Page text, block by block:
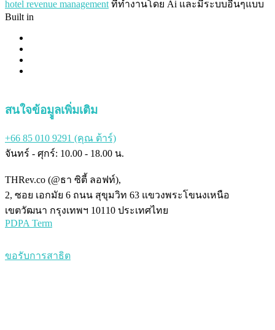
hotel revenue management ที่ทำงานโดย Ai และมีระบบอื่นๆแบบ
Built in
สนใจข้อมููลเพิ่มเติม
+66 85 010 9291 (คุณ ต้าร์)
จันทร์ - ศุกร์: 10.00 - 18.00 น.
THRev.co (@ธา ซิตี้ ลอฟท์),
2, ซอย เอกมัย 6 ถนน สุขุมวิท 63 แขวงพระโขนงเหนือ
เขตวัฒนา กรุงเทพฯ 10110 ประเทศไทย
PDPA Term
ขอรับการสาธิต